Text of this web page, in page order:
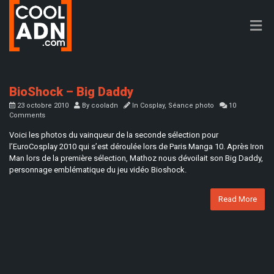
BioShock – Big Daddy
23 octobre 2010 By cooladn In Cosplay, Séance photo
10
Comments
Voici les photos du vainqueur de la seconde sélection pour
l’EuroCosplay 2010 qui s’est déroulée lors de Paris Manga 10. Après Iron
Man lors de la première sélection, Mathoz nous dévoilait son Big Daddy,
personnage emblématique du jeu vidéo Bioshock.
Read More